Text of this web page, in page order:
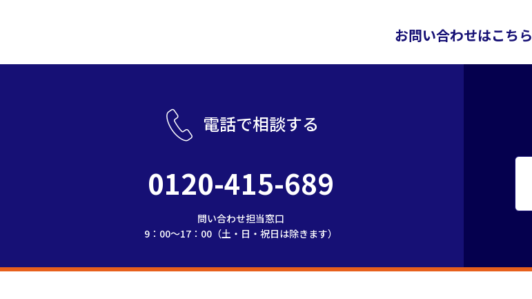
お問い合わせはこちら
電話で相談する
0120-415-689
問い合わせ担当窓口
9：00～17：00（土・日・祝日は除きます）